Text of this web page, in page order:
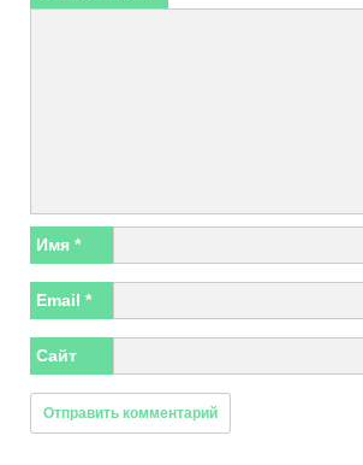
Имя *
Email *
Сайт